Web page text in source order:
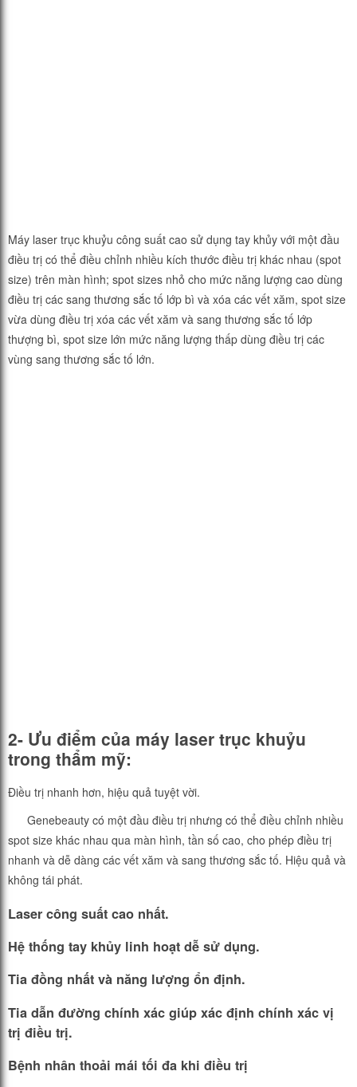
Máy laser trục khuỷu công suất cao sử dụng tay khủy với một đầu
điều trị có thể điều chỉnh nhiều kích thước điều trị khác nhau (spot
size) trên màn hình; spot sizes nhỏ cho mức năng lượng cao dùng
điều trị các sang thương sắc tố lớp bì và xóa các vết xăm, spot size
vừa dùng điều trị xóa các vết xăm và sang thương sắc tố lớp
thượng bì, spot size lớn mức năng lượng thấp dùng điều trị các
vùng sang thương sắc tố lớn.
2- Ưu điểm của máy laser trục khuỷu
trong thẩm mỹ:
Điều trị nhanh hơn, hiệu quả tuyệt vời.
Genebeauty có một đầu điều trị nhưng có thể điều chỉnh nhiều
spot size khác nhau qua màn hình, tần số cao, cho phép điều trị
nhanh và dễ dàng các vết xăm và sang thương sắc tố. Hiệu quả và
không tái phát.
Laser công suất cao nhất.
Hệ thống tay khủy linh hoạt dễ sử dụng.
Tia đồng nhất và năng lượng ổn định.
Tia dẫn đường chính xác giúp xác định chính xác vị
trị điều trị.
Bệnh nhân thoải mái tối đa khi điều trị